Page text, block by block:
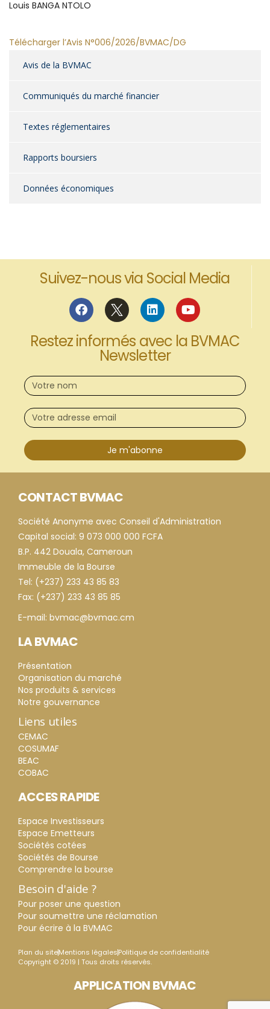
Louis BANGA NTOLO
Télécharger l’Avis N°006/2026/BVMAC/DG
Avis de la BVMAC
Communiqués du marché financier
Textes réglementaires
Rapports boursiers
Données économiques
Suivez-nous via Social Media
Restez informés avec la BVMAC
Newsletter
Je m'abonne
CONTACT BVMAC
Société Anonyme avec Conseil d'Administration
Capital social: 9 073 000 000 FCFA
B.P. 442 Douala, Cameroun
Immeuble de la Bourse
Tel: (+237) 233 43 85 83
Fax: (+237) 233 43 85 85
E-mail: bvmac@bvmac.cm
LA BVMAC
Présentation
Organisation du marché
Nos produits & services
Notre gouvernance
Liens utiles
CEMAC
COSUMAF
BEAC
COBAC
ACCES RAPIDE
Espace Investisseurs
Espace Emetteurs
Sociétés cotées
Sociétés de Bourse
Comprendre la bourse
Besoin d'aide ?
Pour poser une question
Pour soumettre une réclamation
Pour écrire à la BVMAC
Plan du siteMentions légalesPolitique de confidentialité
Copyright © 2019 | Tous droits réservés.
APPLICATION BVMAC